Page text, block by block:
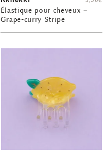
Élastique pour cheveux –
Grape-curry Stripe